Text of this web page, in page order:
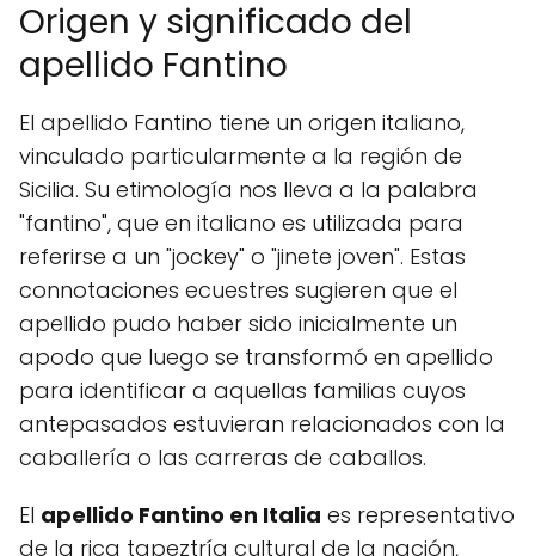
Origen y significado del
apellido Fantino
El apellido Fantino tiene un origen italiano,
vinculado particularmente a la región de
Sicilia. Su etimología nos lleva a la palabra
"fantino", que en italiano es utilizada para
referirse a un "jockey" o "jinete joven". Estas
connotaciones ecuestres sugieren que el
apellido pudo haber sido inicialmente un
apodo que luego se transformó en apellido
para identificar a aquellas familias cuyos
antepasados estuvieran relacionados con la
caballería o las carreras de caballos.
El apellido Fantino en Italia es representativo
de la rica tapeztría cultural de la nación,